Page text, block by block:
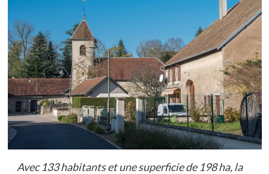
Avec 133 habitants et une superficie de 198 ha, la